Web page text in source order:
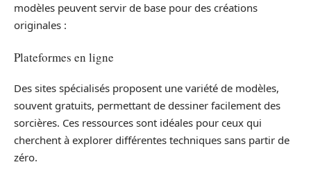
modèles peuvent servir de base pour des créations
originales :
Plateformes en ligne
Des sites spécialisés proposent une variété de modèles,
souvent gratuits, permettant de dessiner facilement des
sorcières. Ces ressources sont idéales pour ceux qui
cherchent à explorer différentes techniques sans partir de
zéro.